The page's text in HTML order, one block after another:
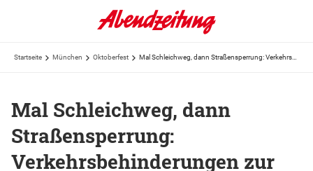
Startseite München Oktoberfest
Mal Schleichweg, dann
Straßensperrung:
Verkehrsbehinderungen zur